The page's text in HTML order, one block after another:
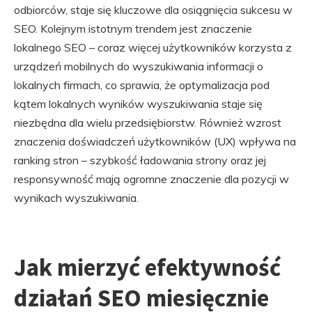
odbiorców, staje się kluczowe dla osiągnięcia sukcesu w
SEO. Kolejnym istotnym trendem jest znaczenie
lokalnego SEO – coraz więcej użytkowników korzysta z
urządzeń mobilnych do wyszukiwania informacji o
lokalnych firmach, co sprawia, że optymalizacja pod
kątem lokalnych wyników wyszukiwania staje się
niezbędna dla wielu przedsiębiorstw. Również wzrost
znaczenia doświadczeń użytkowników (UX) wpływa na
ranking stron – szybkość ładowania strony oraz jej
responsywność mają ogromne znaczenie dla pozycji w
wynikach wyszukiwania.
Jak mierzyć efektywność
działań SEO miesięcznie